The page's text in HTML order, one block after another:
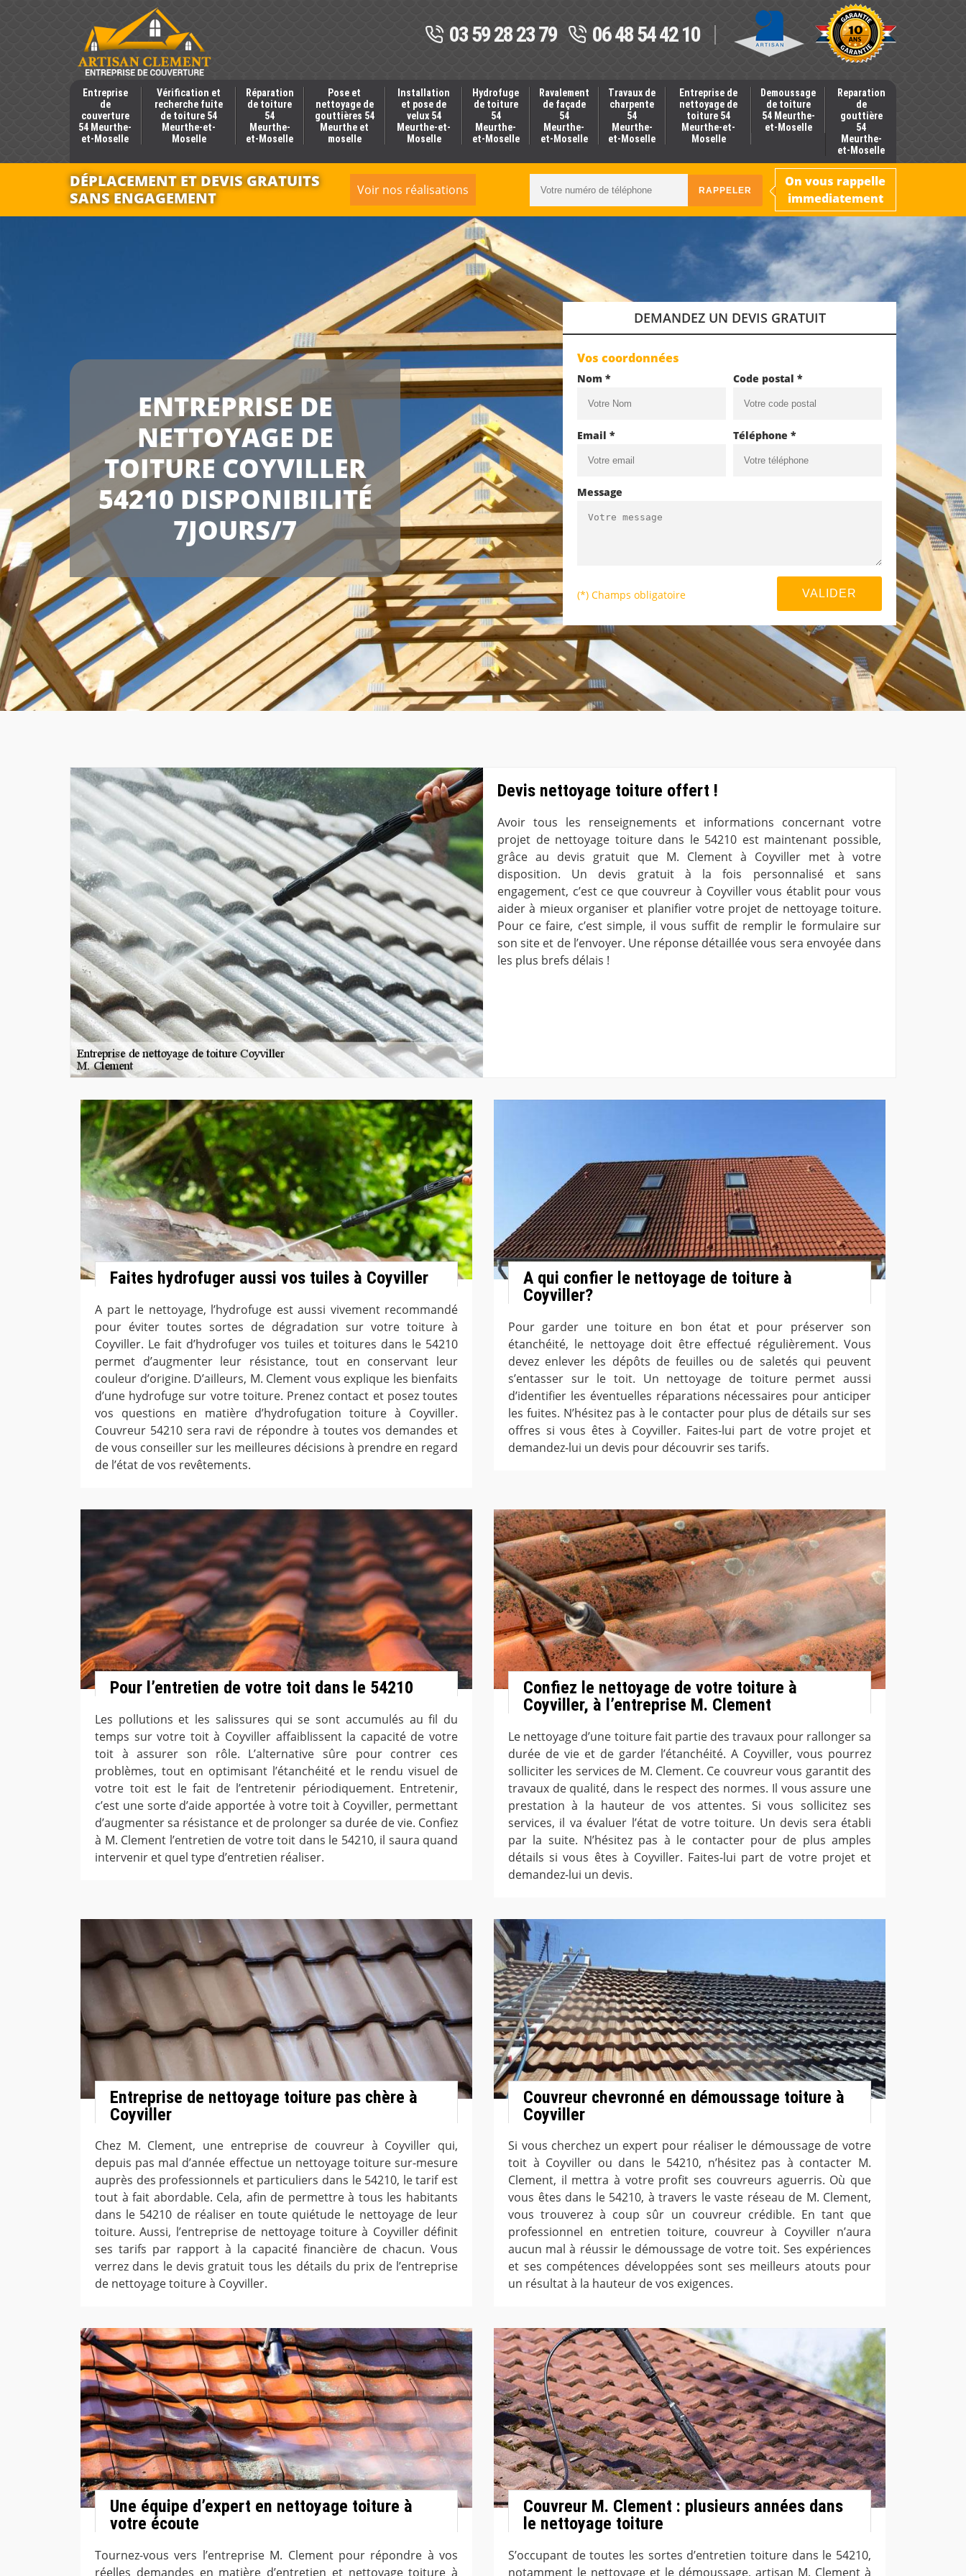
03 59 28 23 79 06 48 54 42 10
Entreprise
de
couverture
54 Meurthe-
et-Moselle
Vérification et
recherche fuite
de toiture 54
Meurthe-et-
Moselle
Réparation
de toiture
54
Meurthe-
et-Moselle
Pose et
nettoyage de
gouttières 54
Meurthe et
moselle
Installation
et pose de
velux 54
Meurthe-et-
Moselle
Hydrofuge
de toiture
54
Meurthe-
et-Moselle
Ravalement
de façade
54
Meurthe-
et-Moselle
Travaux de
charpente
54
Meurthe-
et-Moselle
Entreprise de
nettoyage de
toiture 54
Meurthe-et-
Moselle
Demoussage
de toiture
54 Meurthe-
et-Moselle
Reparation
de
gouttière
54
Meurthe-
et-Moselle
DÉPLACEMENT ET DEVIS GRATUITS
SANS ENGAGEMENT
Voir nos réalisations
On vous rappelle
immediatement
ENTREPRISE DE
NETTOYAGE DE
TOITURE COYVILLER
54210 DISPONIBILITÉ
7JOURS/7
DEMANDEZ UN DEVIS GRATUIT
Vos coordonnées
Nom * Code postal *
Email * Téléphone *
Message
(*) Champs obligatoire
Devis nettoyage toiture offert !
Avoir tous les renseignements et informations concernant votre
projet de nettoyage toiture dans le 54210 est maintenant possible,
grâce au devis gratuit que M. Clement à Coyviller met à votre
disposition. Un devis gratuit à la fois personnalisé et sans
engagement, c’est ce que couvreur à Coyviller vous établit pour vous
aider à mieux organiser et planifier votre projet de nettoyage toiture.
Pour ce faire, c’est simple, il vous suffit de remplir le formulaire sur
son site et de l’envoyer. Une réponse détaillée vous sera envoyée dans
les plus brefs délais !
Faites hydrofuger aussi vos tuiles à Coyviller
A part le nettoyage, l’hydrofuge est aussi vivement recommandé
pour éviter toutes sortes de dégradation sur votre toiture à
Coyviller. Le fait d’hydrofuger vos tuiles et toitures dans le 54210
permet d’augmenter leur résistance, tout en conservant leur
couleur d’origine. D’ailleurs, M. Clement vous explique les bienfaits
d’une hydrofuge sur votre toiture. Prenez contact et posez toutes
vos questions en matière d’hydrofugation toiture à Coyviller.
Couvreur 54210 sera ravi de répondre à toutes vos demandes et
de vous conseiller sur les meilleures décisions à prendre en regard
de l’état de vos revêtements.
A qui confier le nettoyage de toiture à
Coyviller?
Pour garder une toiture en bon état et pour préserver son
étanchéité, le nettoyage doit être effectué régulièrement. Vous
devez enlever les dépôts de feuilles ou de saletés qui peuvent
s’entasser sur le toit. Un nettoyage de toiture permet aussi
d’identifier les éventuelles réparations nécessaires pour anticiper
les fuites. N’hésitez pas à le contacter pour plus de détails sur ses
offres si vous êtes à Coyviller. Faites-lui part de votre projet et
demandez-lui un devis pour découvrir ses tarifs.
Pour l’entretien de votre toit dans le 54210
Les pollutions et les salissures qui se sont accumulés au fil du
temps sur votre toit à Coyviller affaiblissent la capacité de votre
toit à assurer son rôle. L’alternative sûre pour contrer ces
problèmes, tout en optimisant l’étanchéité et le rendu visuel de
votre toit est le fait de l’entretenir périodiquement. Entretenir,
c’est une sorte d’aide apportée à votre toit à Coyviller, permettant
d’augmenter sa résistance et de prolonger sa durée de vie. Confiez
à M. Clement l’entretien de votre toit dans le 54210, il saura quand
intervenir et quel type d’entretien réaliser.
Confiez le nettoyage de votre toiture à
Coyviller, à l’entreprise M. Clement
Le nettoyage d’une toiture fait partie des travaux pour rallonger sa
durée de vie et de garder l’étanchéité. A Coyviller, vous pourrez
solliciter les services de M. Clement. Ce couvreur vous garantit des
travaux de qualité, dans le respect des normes. Il vous assure une
prestation à la hauteur de vos attentes. Si vous sollicitez ses
services, il va évaluer l’état de votre toiture. Un devis sera établi
par la suite. N’hésitez pas à le contacter pour de plus amples
détails si vous êtes à Coyviller. Faites-lui part de votre projet et
demandez-lui un devis.
Entreprise de nettoyage toiture pas chère à
Coyviller
Chez M. Clement, une entreprise de couvreur à Coyviller qui,
depuis pas mal d’année effectue un nettoyage toiture sur-mesure
auprès des professionnels et particuliers dans le 54210, le tarif est
tout à fait abordable. Cela, afin de permettre à tous les habitants
dans le 54210 de réaliser en toute quiétude le nettoyage de leur
toiture. Aussi, l’entreprise de nettoyage toiture à Coyviller définit
ses tarifs par rapport à la capacité financière de chacun. Vous
verrez dans le devis gratuit tous les détails du prix de l’entreprise
de nettoyage toiture à Coyviller.
Couvreur chevronné en démoussage toiture à
Coyviller
Si vous cherchez un expert pour réaliser le démoussage de votre
toit à Coyviller ou dans le 54210, n’hésitez pas à contacter M.
Clement, il mettra à votre profit ses couvreurs aguerris. Où que
vous êtes dans le 54210, à travers le vaste réseau de M. Clement,
vous trouverez à coup sûr un couvreur crédible. En tant que
professionnel en entretien toiture, couvreur à Coyviller n’aura
aucun mal à réussir le démoussage de votre toit. Ses expériences
et ses compétences développées sont ses meilleurs atouts pour
un résultat à la hauteur de vos exigences.
Une équipe d’expert en nettoyage toiture à
votre écoute
Tournez-vous vers l’entreprise M. Clement pour répondre à vos
réelles demandes en matière d’entretien et nettoyage toiture à
Couvreur M. Clement : plusieurs années dans
le nettoyage toiture
S’occupant de toutes les sortes d’entretien toiture dans le 54210,
notamment le nettoyage et le démoussage, artisan M. Clement à